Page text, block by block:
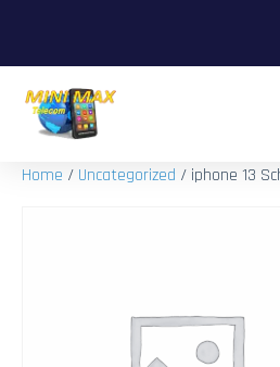
Home / Uncategorized / iphone 13